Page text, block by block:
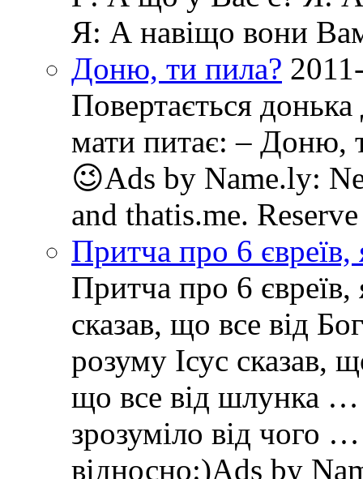
Я: А навіщо вони
Доню, ти пила?
Повертається
мати питає: – Доню,
😉Ads by Name.ly:
and thatis.me.
Притча про 6 євреїв,
Притча про 6 євреїв,
сказав, що все від
розуму Ісус сказав,
що все від шлунка
зрозуміло від чого
відносно:)Ads by